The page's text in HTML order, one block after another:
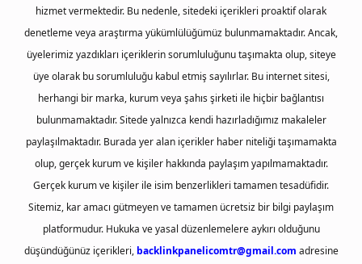
hizmet vermektedir. Bu nedenle, sitedeki içerikleri proaktif olarak
denetleme veya araştırma yükümlülüğümüz bulunmamaktadır. Ancak,
üyelerimiz yazdıkları içeriklerin sorumluluğunu taşımakta olup, siteye
üye olarak bu sorumluluğu kabul etmiş sayılırlar. Bu internet sitesi,
herhangi bir marka, kurum veya şahıs şirketi ile hiçbir bağlantısı
bulunmamaktadır. Sitede yalnızca kendi hazırladığımız makaleler
paylaşılmaktadır. Burada yer alan içerikler haber niteliği taşımamakta
olup, gerçek kurum ve kişiler hakkında paylaşım yapılmamaktadır.
Gerçek kurum ve kişiler ile isim benzerlikleri tamamen tesadüfidir.
Sitemiz, kar amacı gütmeyen ve tamamen ücretsiz bir bilgi paylaşım
platformudur. Hukuka ve yasal düzenlemelere aykırı olduğunu
düşündüğünüz içerikleri, backlinkpanelicomtr@gmail.com adresine